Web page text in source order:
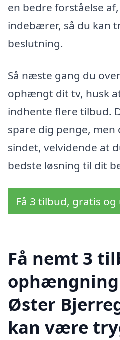
en bedre forståelse
indebærer, så du kan
beslutning.
Så næste gang du
ophængt dit tv, husk
indhente flere tilbud.
spare dig penge, men
sindet, velvidende at
bedste løsning til dit
Få 3 tilbud, gratis
Få nemt 3
Øster
kan være